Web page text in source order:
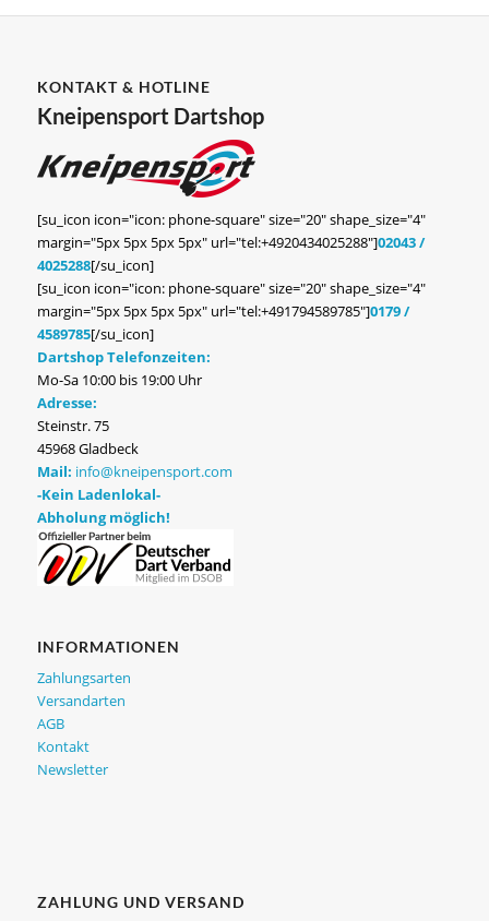
KONTAKT & HOTLINE
Kneipensport Dartshop
[su_icon icon="icon: phone-square" size="20" shape_size="4"
margin="5px 5px 5px 5px" url="tel:+4920434025288"]02043 /
4025288[/su_icon]
[su_icon icon="icon: phone-square" size="20" shape_size="4"
margin="5px 5px 5px 5px" url="tel:+491794589785"]0179 /
4589785[/su_icon]
Dartshop Telefonzeiten:
Mo-Sa 10:00 bis 19:00 Uhr
Adresse:
Steinstr. 75
45968 Gladbeck
Mail: info@kneipensport.com
-Kein Ladenlokal-
Abholung möglich!
INFORMATIONEN
Zahlungsarten
Versandarten
AGB
Kontakt
Newsletter
ZAHLUNG UND VERSAND